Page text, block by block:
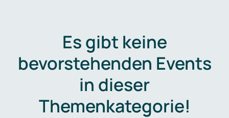
Es gibt keine
bevorstehenden Events
in dieser
Themenkategorie!